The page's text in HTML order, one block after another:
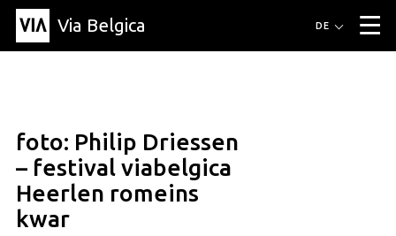
Via Belgica ▼
Artikel
Bildung
Rezept
Freunde
Über Via Belgica
Über Via Belgica
Forschung
Ausbildung
Freunde
Der Reiseführer
Organisation
DE
foto: Philip Driessen
– festival viabelgica
Heerlen romeins
kwar